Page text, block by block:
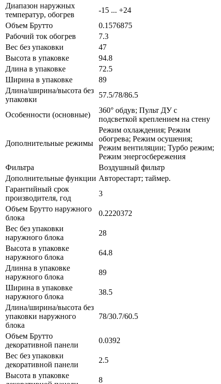
Диапазон наружных
температур, обогрев
-15 ... +24
Объем Брутто
0.1576875
Рабочий ток обогрев
7.3
Вес без упаковки
47
Высота в упаковке
94.8
Длина в упаковке
72.5
Ширина в упаковке
89
Длина/ширина/высота без
упаковки
57.5/78/86.5
Особенности (основные)
360° обдув; Пульт ДУ с
подсветкой креплением на стену
Дополнительные режимы
Режим охлаждения; Режим
обогрева; Режим осушения;
Режим вентиляции; Турбо режим;
Режим энергосбережения
Фильтра
Воздушный фильтр
Дополнительные функции Авторестарт; таймер.
Гарантийный срок
производителя, год
3
Объем Брутто наружного
блока
0.2220372
Вес без упаковки
наружного блока
28
Высота в упаковке
наружного блока
64.8
Длинна в упаковке
наружного блока
89
Ширина в упаковке
наружного блока
38.5
Длина/ширина/высота без
упаковки наружного
блока
78/30.7/60.5
Объем Брутто
декоративной панели
0.0392
Вес без упаковки
декоративной панели
2.5
Высота в упаковке
8